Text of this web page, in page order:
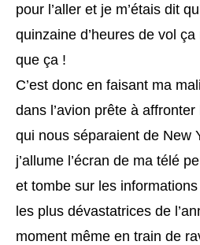
pour l’aller et je m’étais dit
quinzaine d’heures de vol
que ça !
C’est donc en faisant ma
dans l’avion prête à
qui nous séparaient de New
j’allume l’écran de ma télé
et tombe sur les
les plus dévastatrices de
moment même en train de